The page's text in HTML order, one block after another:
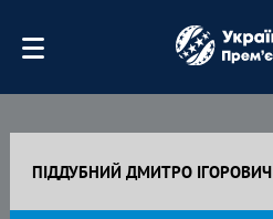
ПІДДУБНИЙ ДМИТРО ІГОРОВИЧ